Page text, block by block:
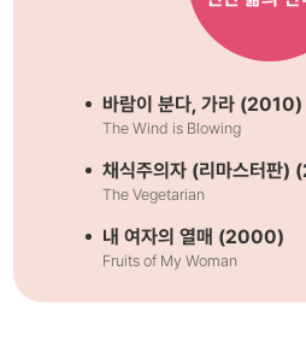
바람이 분다, 가라 (2010)
The Wind is Blowing
채식주의자 (리마스터판)
The Vegetarian
내 여자의 열매 (2000)
Fruits of My Woman
사랑이란 무얼까? 우리의 가슴과
모든 죽은 사람의 관 뚜껑을 닫고,
버리십시오. 그 얼굴을. 눈동자들을
과거가 현재를 도울 수 있는가